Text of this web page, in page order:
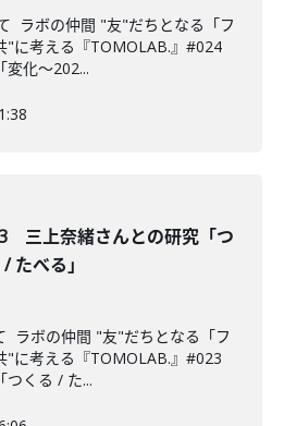
ラボの仲間 "友"だちとなる「フ
"に考える『TOMOLAB.』#024
変化〜202...
三上奈緒さんとの研究「つ
たべる」
ラボの仲間 "友"だちとなる「フ
"に考える『TOMOLAB.』#023
つくる / た...